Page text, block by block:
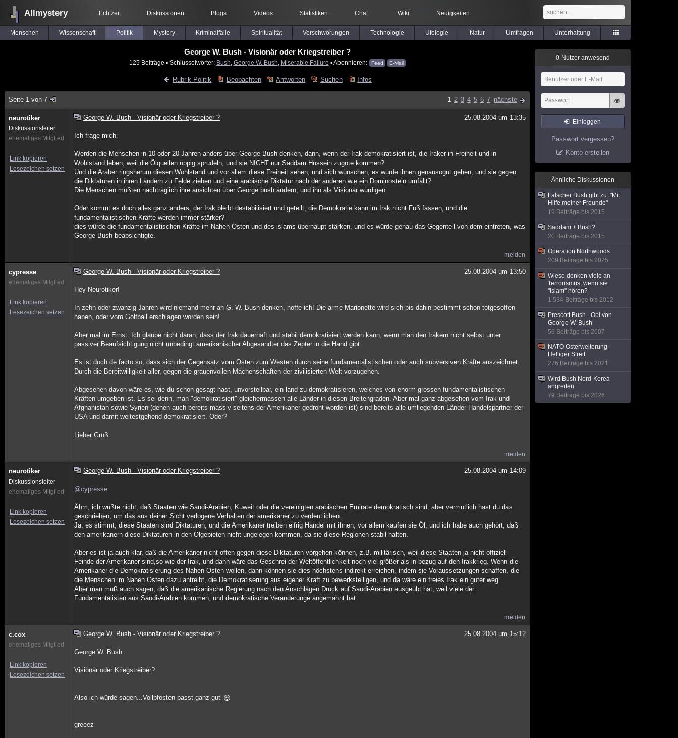
Allmystery Echtzeit Diskussionen Blogs Videos Statistiken Chat Wiki Neuigkeiten
Menschen Wissenschaft Politik Mystery Kriminalfälle Spiritualität Verschwörungen Technologie Ufologie Natur Umfragen Unterhaltung
George W. Bush - Visionär oder Kriegstreiber ?
125 Beiträge ▪ Schlüsselwörter: Bush George W. Bush Miserable Failure ▪ Abonnieren: Feed E-Mail
Rubrik Politik Beobachten Antworten Suchen Infos
Seite 1 von 7 1 2 3 4 5 6 7 nächste
neurotiker
Diskussionsleiter
ehemaliges Mitglied
Link kopieren
Lesezeichen setzen
George W. Bush - Visionär oder Kriegstreiber ? 25.08.2004 um 13:35
Ich frage mich:
Werden die Menschen in 10 oder 20 Jahren anders über George Bush denken, dann, wenn der Irak demokratisiert ist, die Iraker in Freiheit und in
Wohlstand leben, weil die Ölquellen üppig sprudeln, und sie NICHT nur Saddam Hussein zugute kommen?
Und die Araber ringsherum diesen Wohlstand und vor allem diese Freiheit sehen, und sich wünschen, es würde ihnen genausogut gehen, und sie gegen
die Diktaturen in ihren Ländern zu Felde ziehen und eine arabische Diktatur nach der anderen wie ein Dominostein umfällt?
Die Menschen müßten nachträglich ihre ansichten über George bush ändern, und ihn als Visionär würdigen.
Oder kommt es doch alles ganz anders, der Irak bleibt destabilisiert und geteilt, die Demokratie kann im Irak nicht Fuß fassen, und die
fundamentalistischen Kräfte werden immer stärker?
dies würde die fundamentalistischen Kräfte im Nahen Osten und des islams überhaupt stärken, und es würde genau das Gegenteil von dem eintreten, was
George Bush beabsichtigte.
melden
cypresse
ehemaliges Mitglied
Link kopieren
Lesezeichen setzen
George W. Bush - Visionär oder Kriegstreiber ? 25.08.2004 um 13:50
Hey Neurotiker!
In zehn oder zwanzig Jahren wird niemand mehr an G. W. Bush denken, hoffe ich! Die arme Marionette wird sich bis dahin bestimmt schon totgesoffen
haben, oder vom Golfball erschlagen worden sein!
Aber mal im Ernst: Ich glaube nicht daran, dass der Irak dauerhaft und stabil demokratisiert werden kann, wenn man den Irakern nicht selbst unter
passiver Beaufsichtigung nicht unbedingt amerikanischer Abgesandter das Zepter in die Hand gibt.
Es ist doch de facto so, dass sich der Gegensatz vom Osten zum Westen durch seine fundamentalistischen oder auch subversiven Kräfte auszeichnet.
Durch die Bereitwilligkeit aller, gegen die grauenvollen Machenschaften der zivilisierten Welt vorzugehen.
Abgesehen davon wäre es, wie du schon gesagt hast, unvorstellbar, ein land zu demokratisieren, welches von enorm grossen fundamentalistischen
Kräften umgeben ist. Es sei denn, man "demokratisiert" gleichermassen alle Länder in diesen Breitengraden. Aber mal ganz abgesehen vom Irak und
Afghanistan sowie Syrien (denen auch bereits massiv seitens der Amerikaner gedroht worden ist) sind bereits alle umliegenden Länder Handelspartner der
USA und damit weitestgehend demokratisiert. Oder?
Lieber Gruß
melden
neurotiker
Diskussionsleiter
ehemaliges Mitglied
Link kopieren
Lesezeichen setzen
George W. Bush - Visionär oder Kriegstreiber ? 25.08.2004 um 14:09
@cypresse
Ähm, ich wüßte nicht, daß Staaten wie Saudi-Arabien, Kuweit oder die vereinigten arabischen Emirate demokratisch sind, aber vermutlich hast du das
geschrieben, um das aus deiner Sicht verlogene Verhalten der amerikaner zu verdeutlichen.
Ja, es stimmt, diese Staaten sind Diktaturen, und die Amerikaner treiben eifrig Handel mit ihnen, vor allem kaufen sie Öl, und ich habe auch gehört, daß
den amerikanern diese Diktaturen in den Ölgebieten nicht ungelegen kommen, da sie diese Regionen stabil halten.
Aber es ist ja auch klar, daß die Amerikaner nicht offen gegen diese Diktaturen vorgehen können, z.B. militärisch, weil diese Staaten ja nicht offiziell
Feinde der Amerikaner sind,so wie der Irak, und dann wäre das Geschrei der Weltöffentlichkeit noch viel größer als in bezug auf den Irakkrieg. Wenn die
Amerikaner die Demokratisierung des Nahen Osten wollen, dann können sie dies höchstens indirekt erreichen, indem sie Voraussetzungen schaffen, die
die Menschen im Nahen Osten dazu antreibt, die Demokratiserung aus eigener Kraft zu bewerkstelligen, und da wäre ein freies Irak ein guter weg.
Aber man muß auch sagen, daß die amerikanische Regierung nach den Anschlägen Druck auf Saudi-Arabien ausgeübt hat, weil viele der
Fundamentalisten aus Saudi-Arabien kommen, und demokratische Veränderunge angemahnt hat.
melden
c.cox
ehemaliges Mitglied
Link kopieren
Lesezeichen setzen
George W. Bush - Visionär oder Kriegstreiber ? 25.08.2004 um 15:12
George W. Bush:
Visionär oder Kriegstreiber?
Also ich würde sagen...Vollpfosten passt ganz gut
greeez
0 Nutzer anwesend
Einloggen
Passwort vergessen?
Konto erstellen
Ähnliche Diskussionen
Falscher Bush gibt zu: "Mit
Hilfe meiner Freunde"
19 Beiträge bis 2015
Saddam + Bush?
20 Beiträge bis 2015
Operation Northwoods
209 Beiträge bis 2025
Wieso denken viele an
Terrorismus, wenn sie
"Islam" hören?
1.534 Beiträge bis 2012
Prescott Bush - Opi von
George W. Bush
56 Beiträge bis 2007
NATO Osterweiterung -
Heftiger Streit
276 Beiträge bis 2021
Wird Bush Nord-Korea
angreifen
79 Beiträge bis 2026